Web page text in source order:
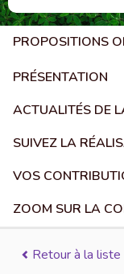
PROPOSITIONS
PRÉSENTATION
ACTUALITÉS DE
SUIVEZ LA
VOS
ZOOM SUR LA
Retour à la liste